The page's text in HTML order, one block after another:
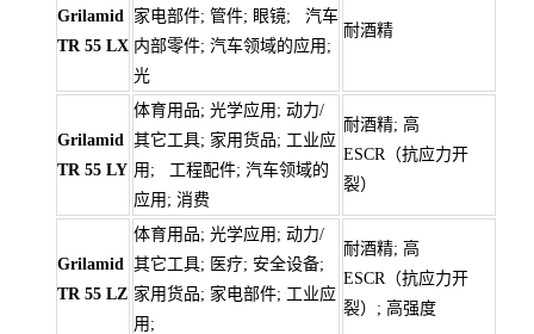
Grilamid
TR 55 LX
家电部件; 管件; 眼镜; 汽车
内部零件; 汽车领域的应用;
光
耐酒精
Grilamid
TR 55 LY
体育用品; 光学应用; 动力/
其它工具; 家用货品; 工业应
用; 工程配件; 汽车领域的
应用; 消费
耐酒精; 高
ESCR（抗应力开
裂）
Grilamid
TR 55 LZ
体育用品; 光学应用; 动力/
其它工具; 医疗; 安全设备;
家用货品; 家电部件; 工业应
用;
耐酒精; 高
ESCR（抗应力开
裂）; 高强度